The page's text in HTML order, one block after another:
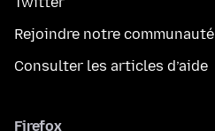
Rejoindre notre communauté
Consulter les articles d’aide
Firefox